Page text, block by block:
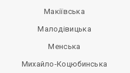
Макіївська
Малодівицька
Менська
Михайло-Коцюбинська